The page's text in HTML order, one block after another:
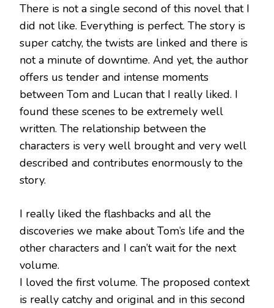
There is not a single second of this novel that I
did not like. Everything is perfect. The story is
super catchy, the twists are linked and there is
not a minute of downtime. And yet, the author
offers us tender and intense moments
between Tom and Lucan that I really liked. I
found these scenes to be extremely well
written. The relationship between the
characters is very well brought and very well
described and contributes enormously to the
story.
I really liked the flashbacks and all the
discoveries we make about Tom’s life and the
other characters and I can’t wait for the next
volume.
I loved the first volume. The proposed context
is really catchy and original and in this second